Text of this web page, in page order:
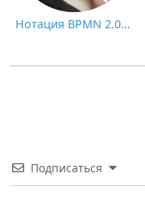
Нотация BPMN 2.0: ключевые элементы и описание
Подписаться